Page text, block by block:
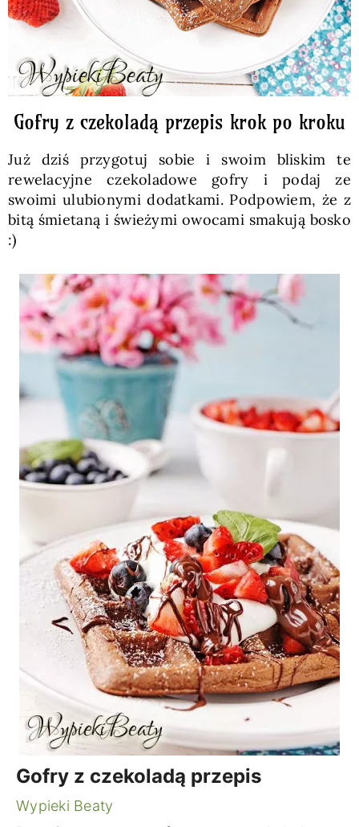
Gofry z czekoladą przepis krok po kroku
Już dziś przygotuj sobie i swoim bliskim te
rewelacyjne czekoladowe gofry i podaj ze
swoimi ulubionymi dodatkami. Podpowiem, że z
bitą śmietaną i świeżymi owocami smakują bosko
:)
Gofry z czekoladą przepis
Wypieki Beaty